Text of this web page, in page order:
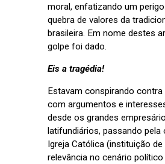
moral, enfatizando um
quebra de valores da
brasileira. Em nome destes
golpe foi dado.
Eis a tragédia!
Estavam conspirando
com argumentos e
desde os grandes
latifundiários, passando pela
Igreja Católica (instituição
relevância no cenário